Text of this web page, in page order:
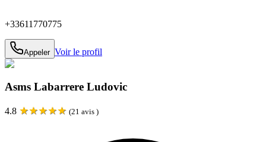
+33611770775
Appeler Voir le profil
Asms Labarrere Ludovic
4.8 ★★★★★ (21 avis )